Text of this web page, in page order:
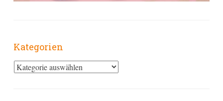
Kategorien
Kategorien